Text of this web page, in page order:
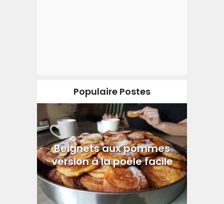
Populaire Postes
Beignets aux pommes
version à la poêle facile